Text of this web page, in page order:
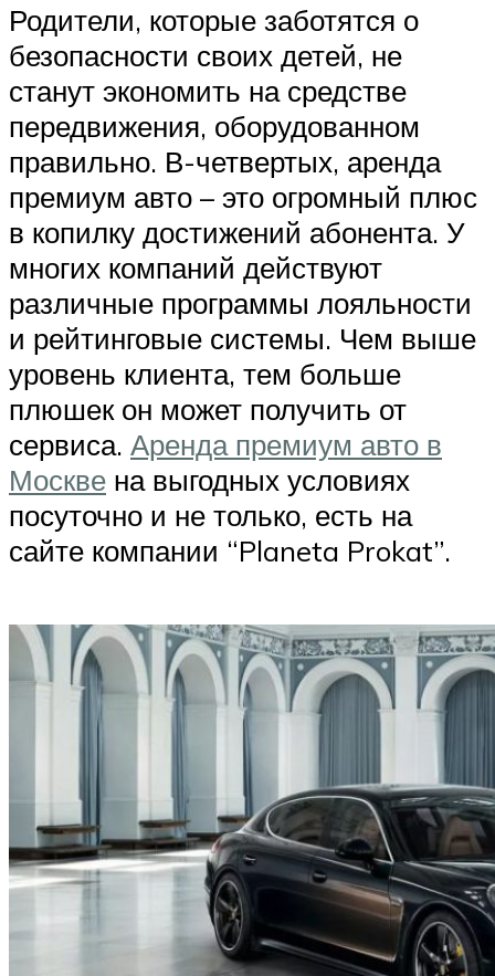
Родители, которые заботятся о
безопасности своих детей, не
станут экономить на средстве
передвижения, оборудованном
правильно. В-четвертых, аренда
премиум авто – это огромный плюс
в копилку достижений абонента. У
многих компаний действуют
различные программы лояльности
и рейтинговые системы. Чем выше
уровень клиента, тем больше
плюшек он может получить от
сервиса. Аренда премиум авто в
Москве на выгодных условиях
посуточно и не только, есть на
сайте компании “Planeta Prokat”.